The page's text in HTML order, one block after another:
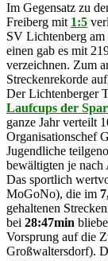
Im Gegensatz zu
Freiberg mit 1:5
SV Lichtenberg am
einen gab es mit
verzeichnen. Zum
Streckenrekorde
Der Lichtenberger
Laufcups der
ganze Jahr verteilt
Organisationschef
Jugendliche
bewältigten je nach
Das sportlich
MoGoNo), die im
gehaltenen
bei 28:47min
Vorsprung auf die
Großwaltersdorf).